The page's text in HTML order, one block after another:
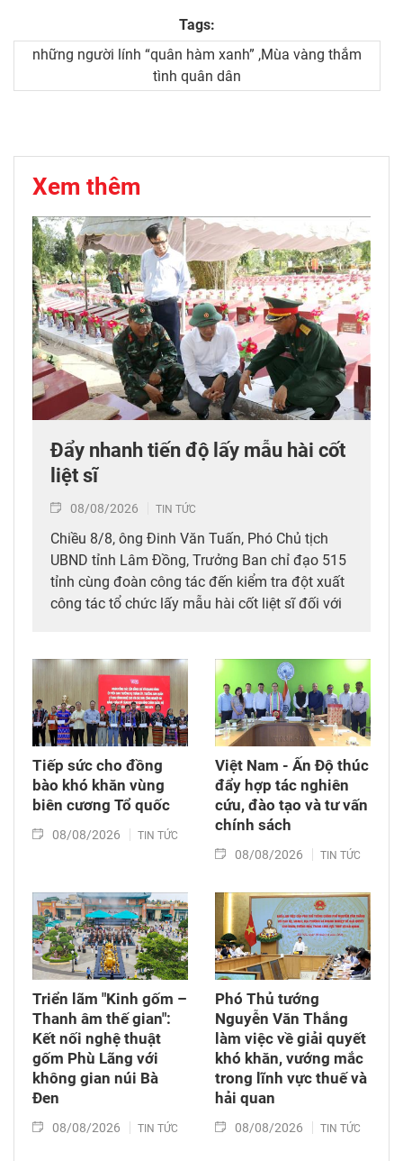
Tags:
những người lính “quân hàm xanh” ,Mùa vàng thắm
tình quân dân
Xem thêm
Đẩy nhanh tiến độ lấy mẫu hài cốt
liệt sĩ
08/08/2026 TIN TỨC
Chiều 8/8, ông Đinh Văn Tuấn, Phó Chủ tịch
UBND tỉnh Lâm Đồng, Trưởng Ban chỉ đạo 515
tỉnh cùng đoàn công tác đến kiểm tra đột xuất
công tác tổ chức lấy mẫu hài cốt liệt sĩ đối với
thời tặng quà cho cán bộ, chiến sĩ tham gia
công tác lấy mẫu tại đây.
Tiếp sức cho đồng
bào khó khăn vùng
biên cương Tổ quốc
08/08/2026 TIN TỨC
Việt Nam - Ấn Độ thúc
đẩy hợp tác nghiên
cứu, đào tạo và tư vấn
chính sách
08/08/2026 TIN TỨC
Triển lãm "Kinh gốm –
Thanh âm thế gian":
Kết nối nghệ thuật
gốm Phù Lãng với
không gian núi Bà
Đen
08/08/2026 TIN TỨC
Phó Thủ tướng
Nguyễn Văn Thắng
làm việc về giải quyết
khó khăn, vướng mắc
trong lĩnh vực thuế và
hải quan
08/08/2026 TIN TỨC